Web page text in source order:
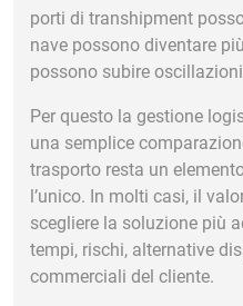
porti di transhipment
nave possono diventare
possono subire
Per questo la gestione
una semplice
trasporto resta un
l’unico. In molti casi, il
scegliere la soluzione più
tempi, rischi, alternative
commerciali del cliente.